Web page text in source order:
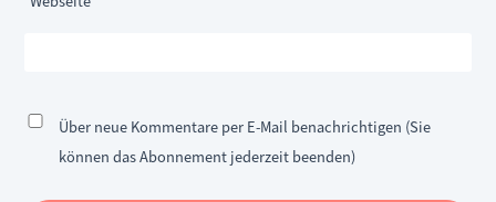
Über neue Kommentare per E-Mail benachrichtigen (Sie
können das Abonnement jederzeit beenden)